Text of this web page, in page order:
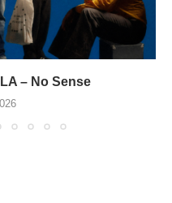
– No Sense